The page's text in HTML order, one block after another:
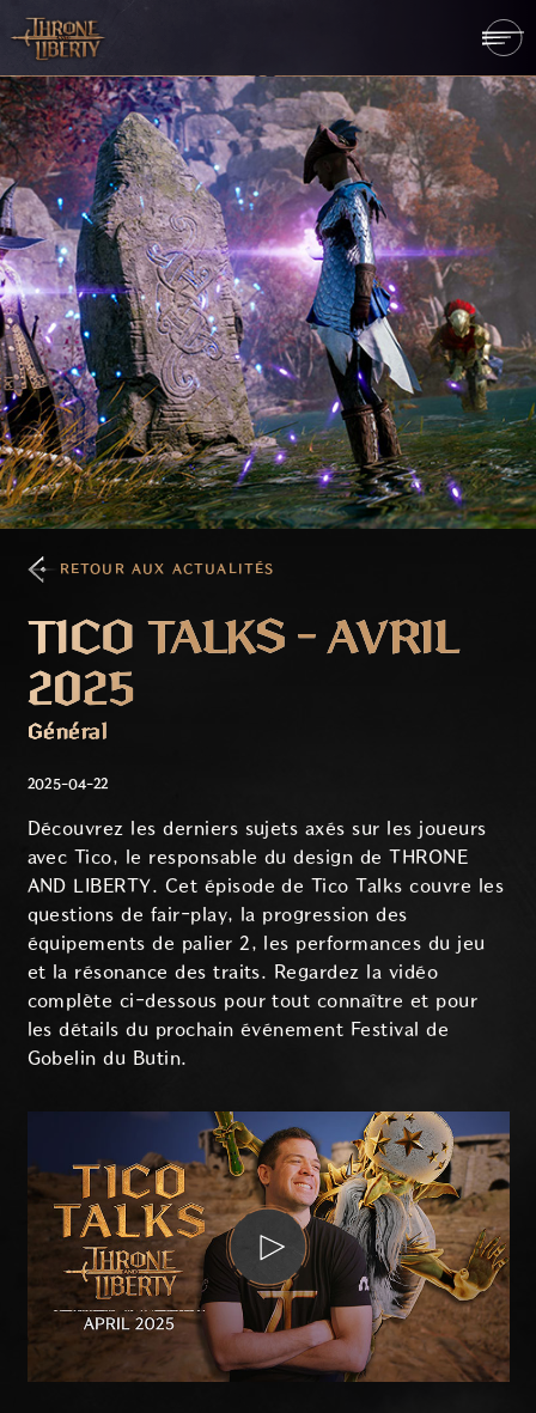
RETOUR AUX ACTUALITÉS
TICO TALKS - AVRIL
2025
Général
2025-04-22
Découvrez les derniers sujets axés sur les joueurs
avec Tico, le responsable du design de THRONE
AND LIBERTY. Cet épisode de Tico Talks couvre les
questions de fair-play, la progression des
équipements de palier 2, les performances du jeu
et la résonance des traits. Regardez la vidéo
complète ci-dessous pour tout connaître et pour
les détails du prochain événement Festival de
Gobelin du Butin.